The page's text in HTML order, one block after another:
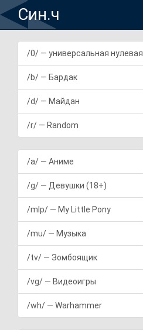
Син.ч
/0/ — универсальная нулевая
/b/ — Бардак
/d/ — Майдан
/r/ — Random
/a/ — Аниме
/g/ — Девушки (18+)
/mlp/ — My Little Pony
/mu/ — Музыка
/tv/ — Зомбоящик
/vg/ — Видеоигры
/wh/ — Warhammer